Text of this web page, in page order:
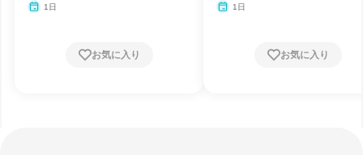
1日
お気に入り
1日
お気に入り